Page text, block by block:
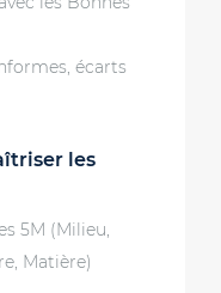
écarts
les
5M (Milieu,
Matière)